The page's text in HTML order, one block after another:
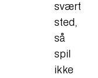
svært
sted,
så
spil
ikke